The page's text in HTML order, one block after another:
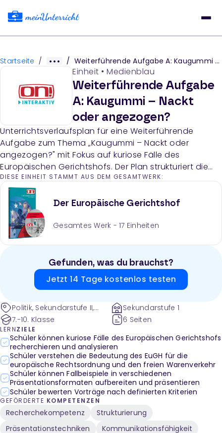
Startseite / / Weiterführende Aufgabe A: Kaugummi – Nackt oder angezogen?
Einheit • Medienblau
Weiterführende Aufgabe
A: Kaugummi – Nackt
oder angezogen?
Unterrichtsverlaufsplan für eine Weiterführende
Aufgabe zum Thema „Kaugummi – Nackt oder
angezogen?" mit Fokus auf kuriose Fälle des
Europäischen Gerichtshofs. Der Plan strukturiert die
Einheit in Einstieg, zwei Erarbeitungsphasen und
Abschluss mit verschiedenen Arbeitsblättern und
Methoden.
DIESE EINHEIT STAMMT AUS DEM GESAMTWERK:
Der Europäische Gerichtshof
Gesamtes Werk - 17 Einheiten
Gefunden, was du brauchst?
Jetzt 14 Tage kostenlos testen
Politik, Sekundarstufe II,
Sekundarstufe I,
Europäische Union,
Politische Ordnung,
Institutionen, Politische
Ordnung auf Europaebene,
Europäischer Gerichtshof,
Institutionen der
Europäischen Union,
Aufgaben,
Reportage,
Fotodokumentation,
7.-10. Klasse
Sekundarstufe 1
6 Seiten
LERNZIELE
Schüler können kuriose Fälle des Europäischen Gerichtshofs
recherchieren und analysieren
Schüler verstehen die Bedeutung des EuGH für die
europäische Rechtsordnung und den freien Warenverkehr
Schüler können Fallbeispiele in verschiedenen
Präsentationsformaten aufbereiten und präsentieren
Schüler bewerten Vorträge nach definierten Kriterien
GEFÖRDERTE KOMPETENZEN
Recherchekompetenz
Strukturierung
Präsentationstechniken
Kommunikationsfähigkeit